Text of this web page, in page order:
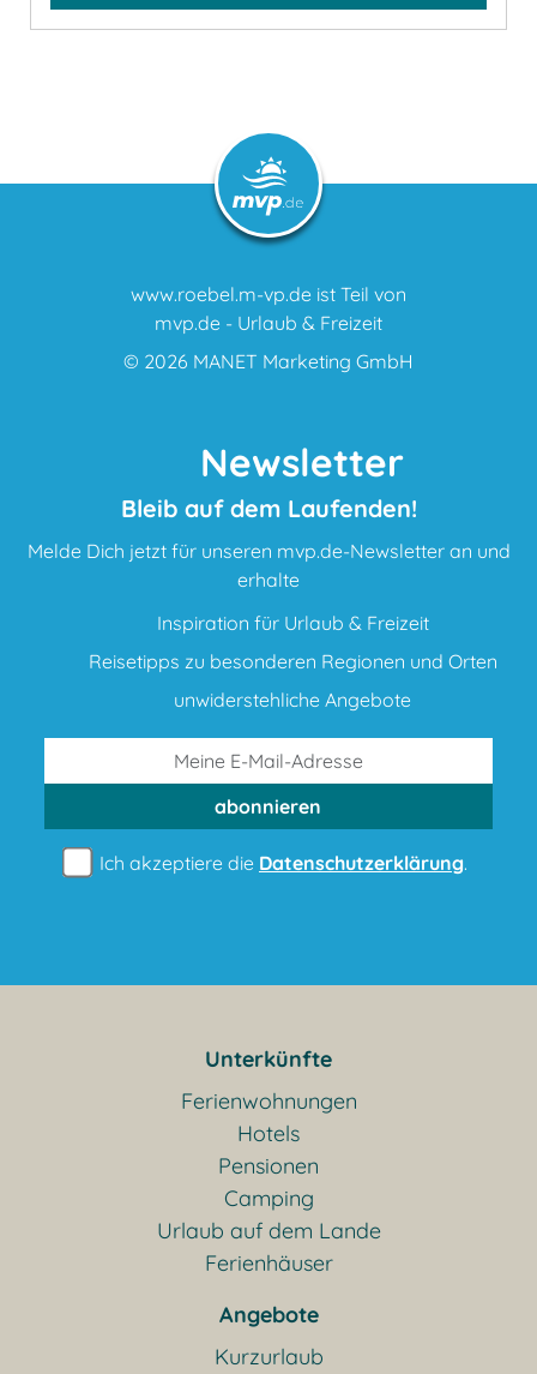
www.roebel.m-vp.de ist Teil von
mvp.de - Urlaub & Freizeit
© 2026 MANET Marketing GmbH
Newsletter
Bleib auf dem Laufenden!
Melde Dich jetzt für unseren mvp.de-Newsletter an und
erhalte
Inspiration für Urlaub & Freizeit
Reisetipps zu besonderen Regionen und Orten
unwiderstehliche Angebote
abonnieren
Ich akzeptiere die Datenschutzerklärung.
Unterkünfte
Ferienwohnungen
Hotels
Pensionen
Camping
Urlaub auf dem Lande
Ferienhäuser
Angebote
Kurzurlaub